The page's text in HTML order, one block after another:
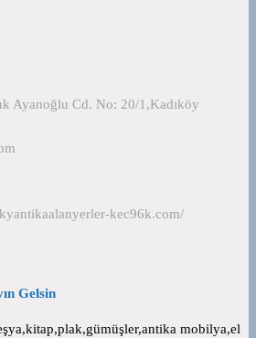
Ayanoğlu Cd. No: 20/1,Kadıköy
kec96k.com/
Gelsin
mobilya,el